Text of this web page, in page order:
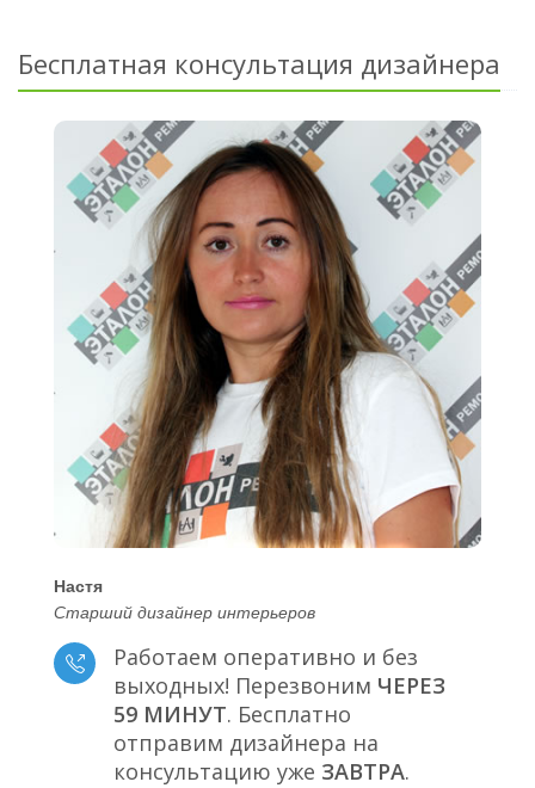
Бесплатная консультация дизайнера
Настя
Старший дизайнер интерьеров
Работаем оперативно и без
выходных! Перезвоним ЧЕРЕЗ
59 МИНУТ. Бесплатно
отправим дизайнера на
консультацию уже ЗАВТРА.